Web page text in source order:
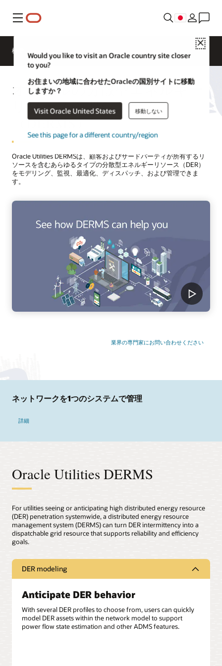
メニュー
Close
Would you like to visit an Oracle country site closer
to you?
お住まいの地域に合わせたOracleの国別サイトに移動
しますか？
Visit Oracle United States 移動しない
See this page for a different country/region
概要
業界の専門家にお問い合わせください
オラクルの分散型エネルギー
リソース管理システム
（DERMS）
Oracle Utilities DERMSは、顧客およびサードパーティが所有するリ
ソースを含むあらゆるタイプの分散型エネルギーリソース（DER）
をモデリング、監視、最適化、ディスパッチ、および管理できま
す。
ネットワークを1つのシステムで管理
詳細
Oracle Utilities DERMS
For utilities seeing or anticipating high distributed energy resource
(DER) penetration systemwide, a distributed energy resource
management system (DERMS) can turn DER intermittency into a
dispatchable grid resource that supports reliability and efficiency
goals.
DER modeling
Anticipate DER behavior
With several DER profiles to choose from, users can quickly
model DER assets within the network model to support
power flow state estimation and other ADMS features.